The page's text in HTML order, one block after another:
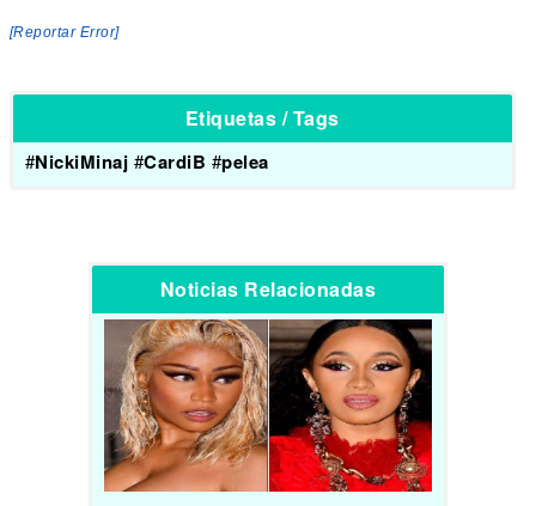
[Reportar Error]
Etiquetas / Tags
#NickiMinaj #CardiB #pelea
Noticias Relacionadas